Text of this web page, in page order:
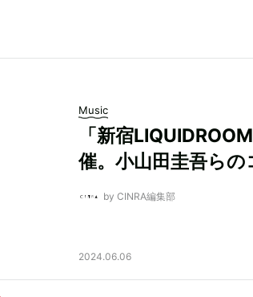
Music
「新宿
催。小山田圭吾ら
by CINRA編集部
2024.06.06